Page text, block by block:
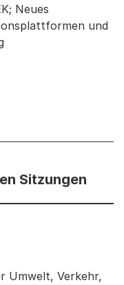
Neues
und
Sitzungen
Informationen
Umwelt, Verkehr,